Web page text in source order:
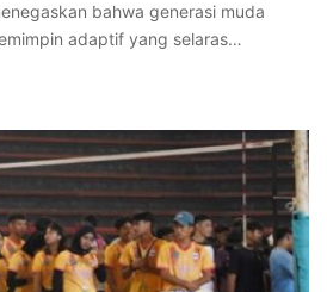
bahwa generasi muda
adaptif yang selaras…